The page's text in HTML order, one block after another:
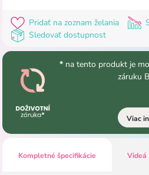
Pridať na zoznam želania
Sledovať dostupnost
* na tento produkt je
záruku
Viac
Kompletné špecifikácie Videá